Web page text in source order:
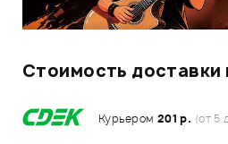
Стоимость доставки
Курьером 201 р. (от 5